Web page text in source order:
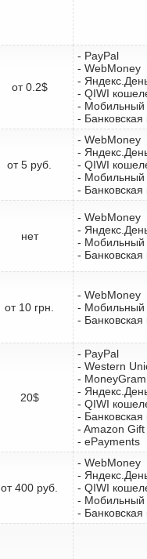
от 0.2$
- PayPal
- WebMoney
-
- QIWI
- Мобильный
-
от 5 руб.
- WebMoney
-
- QIWI
- Мобильный
-
нет
- WebMoney
-
- Мобильный
-
от 10 грн.
- WebMoney
- Мобильный
-
20$
- PayPal
- Western
- MoneyGram
-
- QIWI
-
- Amazon
- ePayments
от 400 руб.
- WebMoney
-
- QIWI
- Мобильный
-